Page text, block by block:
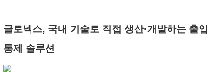
글로넥스, 국내 기술로 직접 생산·개발하는 출입
통제 솔루션